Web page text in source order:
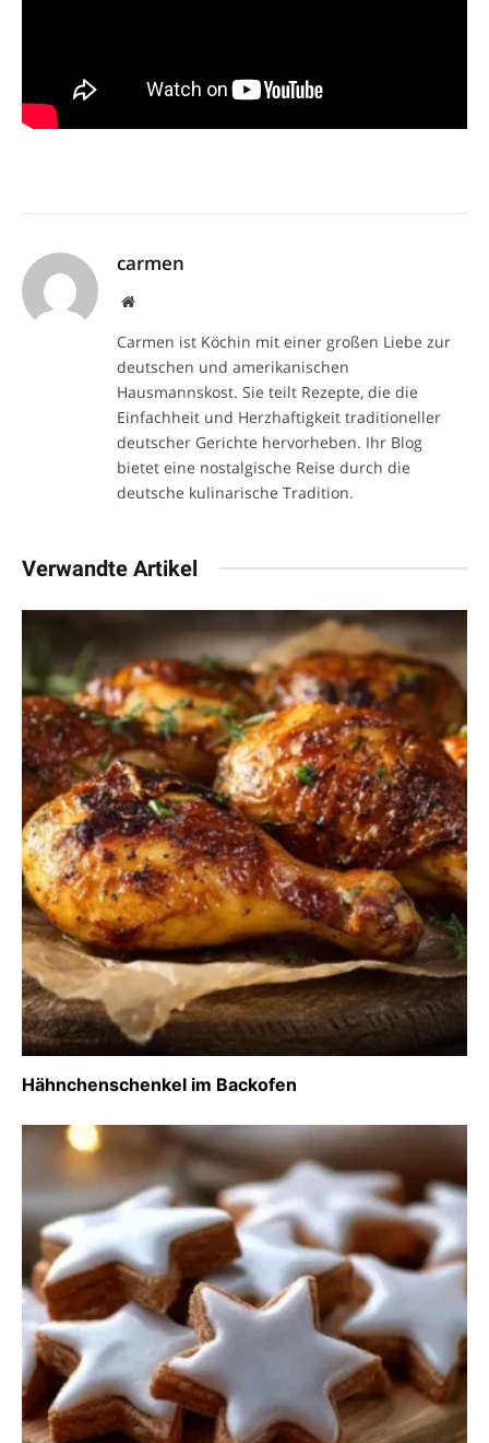
carmen
Website
Carmen ist Köchin mit einer großen Liebe zur
deutschen und amerikanischen
Hausmannskost. Sie teilt Rezepte, die die
Einfachheit und Herzhaftigkeit traditioneller
deutscher Gerichte hervorheben. Ihr Blog
bietet eine nostalgische Reise durch die
deutsche kulinarische Tradition.
Verwandte Artikel
Hähnchenschenkel im Backofen